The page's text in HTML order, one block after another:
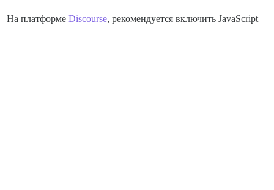
На платформе Discourse, рекомендуется включить JavaScript